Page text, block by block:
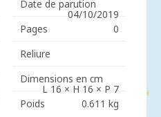
Date de parution
04/10/2019
Pages
0
Reliure
Dimensions en cm
L 16 × H 16 × P 7
Poids
0.611 kg